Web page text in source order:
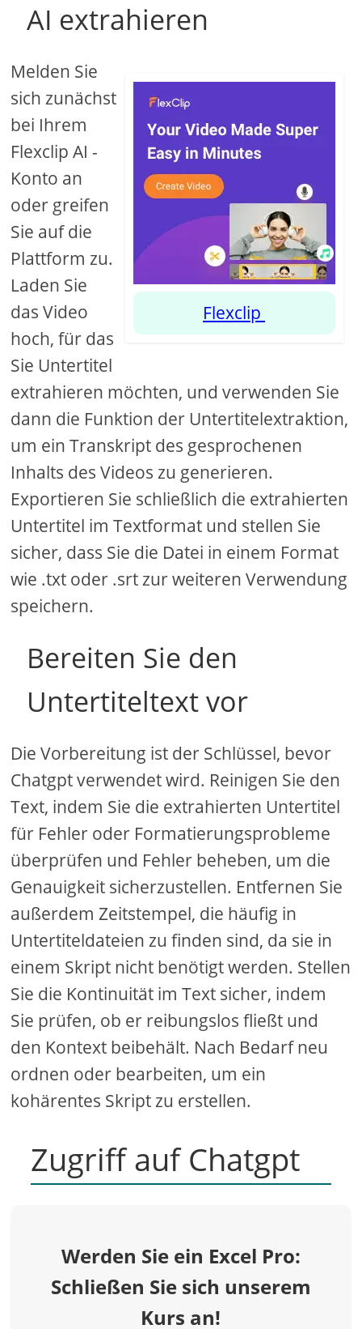
AI extrahieren
Flexclip
Melden Sie
sich zunächst
bei Ihrem
Flexclip AI -
Konto an
oder greifen
Sie auf die
Plattform zu.
Laden Sie
das Video
hoch, für das
Sie Untertitel
extrahieren möchten, und verwenden Sie
dann die Funktion der Untertitelextraktion,
um ein Transkript des gesprochenen
Inhalts des Videos zu generieren.
Exportieren Sie schließlich die extrahierten
Untertitel im Textformat und stellen Sie
sicher, dass Sie die Datei in einem Format
wie .txt oder .srt zur weiteren Verwendung
speichern.
Bereiten Sie den
Untertiteltext vor
Die Vorbereitung ist der Schlüssel, bevor
Chatgpt verwendet wird. Reinigen Sie den
Text, indem Sie die extrahierten Untertitel
für Fehler oder Formatierungsprobleme
überprüfen und Fehler beheben, um die
Genauigkeit sicherzustellen. Entfernen Sie
außerdem Zeitstempel, die häufig in
Untertiteldateien zu finden sind, da sie in
einem Skript nicht benötigt werden. Stellen
Sie die Kontinuität im Text sicher, indem
Sie prüfen, ob er reibungslos fließt und
den Kontext beibehält. Nach Bedarf neu
ordnen oder bearbeiten, um ein
kohärentes Skript zu erstellen.
Zugriff auf Chatgpt
Werden Sie ein Excel Pro:
Schließen Sie sich unserem
Kurs an!